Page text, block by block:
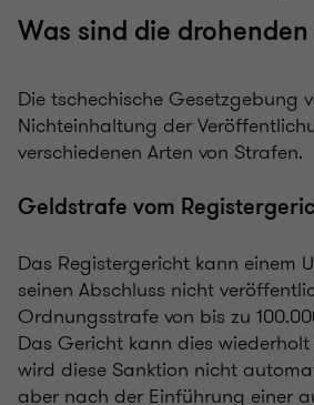
Was sind die
Die tschechische Gesetzgebung
Nichteinhaltung der
verschiedenen Arten von Strafen.
Geldstrafe vom
Das Registergericht kann einem
seinen Abschluss nicht
Ordnungsstrafe von bis zu
Das Gericht kann dies
wird diese Sanktion nicht
aber nach der Einführung einer